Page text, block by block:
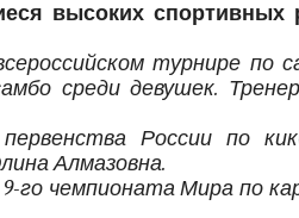
высоких спортивных
турнире по
среди девушек.
России по
Алмазовна.
го чемпионата Мира по